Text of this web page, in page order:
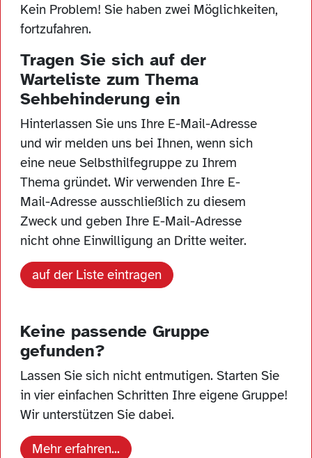
Kein Problem! Sie haben zwei Möglichkeiten,
fortzufahren.
Tragen Sie sich auf der
Warteliste zum Thema
Sehbehinderung ein
Hinterlassen Sie uns Ihre E-Mail-Adresse
und wir melden uns bei Ihnen, wenn sich
eine neue Selbsthilfegruppe zu Ihrem
Thema gründet. Wir verwenden Ihre E-
Mail-Adresse ausschließlich zu diesem
Zweck und geben Ihre E-Mail-Adresse
nicht ohne Einwilligung an Dritte weiter.
auf der Liste eintragen
Keine passende Gruppe
gefunden?
Lassen Sie sich nicht entmutigen. Starten Sie
in vier einfachen Schritten Ihre eigene Gruppe!
Wir unterstützen Sie dabei.
Mehr erfahren...